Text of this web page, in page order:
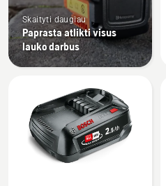
Skaityti daugiau
Paprasta atlikti visus
lauko darbus